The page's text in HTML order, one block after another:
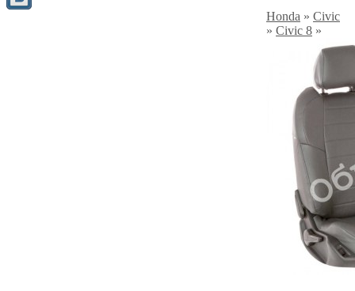
Honda » Civic
» Civic 8 »